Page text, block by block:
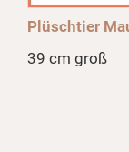
Plüschtier
39 cm groß